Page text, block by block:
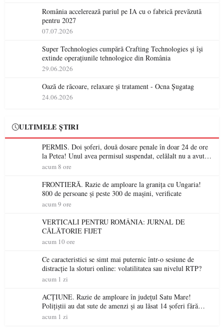
România accelerează pariul pe IA cu o fabrică prevăzută
pentru 2027
07.07.2026
Super Technologies cumpără Crafting Technologies și își
extinde operațiunile tehnologice din România
29.06.2026
Oază de răcoare, relaxare și tratament - Ocna Șugatag
24.06.2026
ULTIMELE ȘTIRI
PERMIS. Doi șoferi, două dosare penale în doar 24 de ore
la Petea! Unul avea permisul suspendat, celălalt nu a avut
niciodată permis
acum 8 ore
FRONTIERĂ. Razie de amploare la granița cu Ungaria!
800 de persoane și peste 300 de mașini, verificate
acum 9 ore
VERTICALI PENTRU ROMÂNIA: JURNAL DE
CĂLĂTORIE FIJET
acum 10 ore
Ce caracteristici se simt mai puternic într-o sesiune de
distracție la sloturi online: volatilitatea sau nivelul RTP?
acum 1 zi
ACȚIUNE. Razie de amploare în județul Satu Mare!
Polițiștii au dat sute de amenzi și au lăsat 14 șoferi fără
permis într-o singură zi
acum 1 zi